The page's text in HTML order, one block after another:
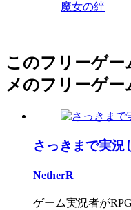
魔女の絆
このフリーゲー
メのフリーゲー
さっきまで実況
NetherR
ゲーム実況者が